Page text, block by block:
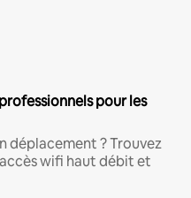
pour les
déplacement ? Trouvez
wifi haut débit et